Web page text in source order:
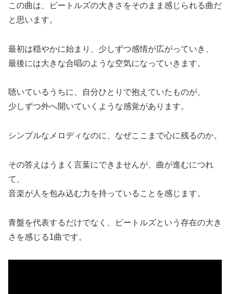
この曲は、ビートルズの大きさをそのまま感じられる曲だ
と思います。
最初は穏やかに始まり、少しずつ感情が広がっていき、
最後には大きな合唱のような空気になっていきます。
聴いているうちに、自分ひとりで抱えていたものが、
少しずつ外へ開いていくような感覚があります。
シンプルなメロディなのに、なぜここまで心に残るのか。
その答えはうまく言葉にできませんが、曲が進むにつれ
て、
音楽が人を包み込む力を持っていることを感じます。
青盤を代表するだけでなく、ビートルズという存在の大き
さを感じる1曲です。